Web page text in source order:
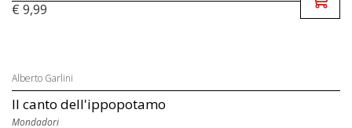
€ 9,99
Alberto Garlini
Il canto dell'ippopotamo
Mondadori